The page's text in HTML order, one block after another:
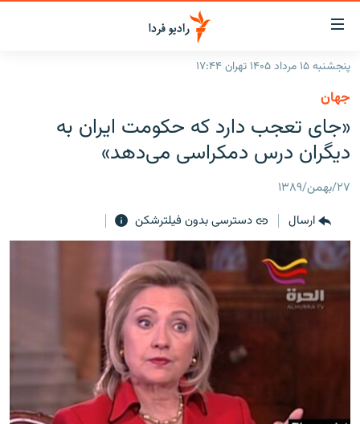
لینک‌های
قابلیت
دسترسی
بازگشت
منوی
اصلی
رفتن
صفحه
جستجو
ایران
جهان
برنامه‌های رادیویی
فرکانس‌ها
پادکست
چندرسانه‌ای
گزارش‌های تصویری
گزارش‌های ویدئویی
زنان فردا
English
پنجشنبه ۱۵ مرداد ۱۴۰۵ تهران ۱۷:۴۴
جهان
«جای تعجب دارد که حکومت ایران به
دیگران درس دمکراسی می‌دهد»
۲۷/بهمن/۱۳۸۹
ارسال
دسترسی بدون فیلترشکن